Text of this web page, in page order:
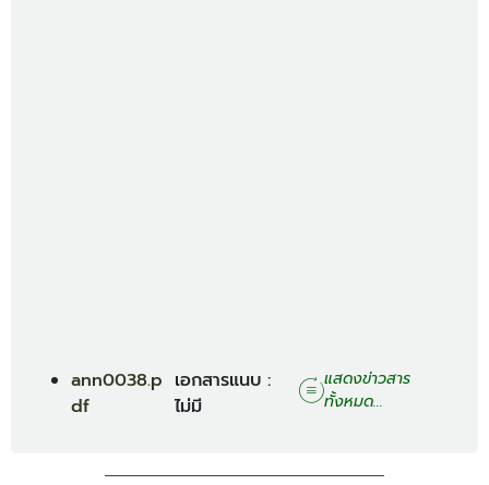
ann0038.p
df
เอกสารแนบ :
ไม่มี
แสดงข่าวสาร
ทั้งหมด...